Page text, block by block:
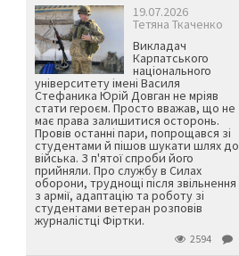
19.07.2026
Тетяна Ткаченко
Викладач
Карпатського
національного
університету імені Василя
Стефаника Юрій Довган не мріяв
стати героєм. Просто вважав, що не
має права залишитися осторонь.
Провів останні пари, попрощався зі
студентами й пішов шукати шлях до
війська. З п'ятої спроби його
прийняли. Про службу в Силах
оборони, труднощі після звільнення
з армії, адаптацію та роботу зі
студентами ветеран розповів
журналістці Фіртки.
2594